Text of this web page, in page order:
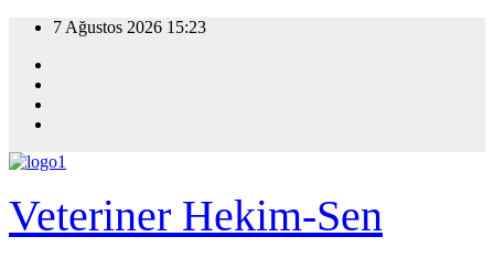
Skip
content
7 Ağustos 2026 15:23
Veteriner Hekim-Sen